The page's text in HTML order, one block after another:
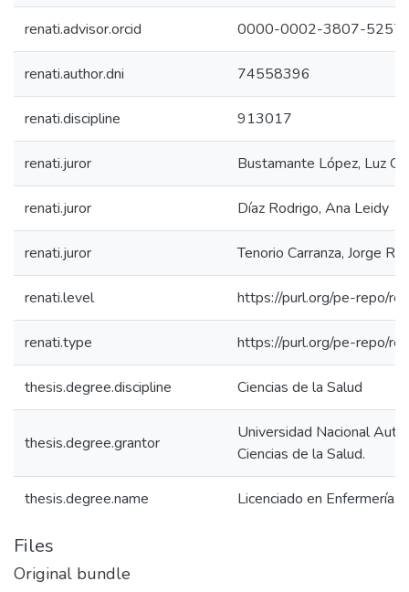
renati.advisor.orcid 0000-0002-3807-5257
renati.author.dni 74558396
renati.discipline 913017
renati.juror Bustamante López, Luz
renati.juror Díaz Rodrigo, Ana Leidy
renati.juror Tenorio Carranza, Jorge
renati.level https://purl.org/pe-repo/
renati.type https://purl.org/pe-repo/
thesis.degree.discipline Ciencias de la Salud
thesis.degree.grantor
Universidad Nacional
Ciencias de la Salud.
thesis.degree.name Licenciado en Enfermería
Files
Original bundle